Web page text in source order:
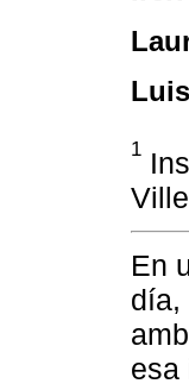
1
En
día,
esa